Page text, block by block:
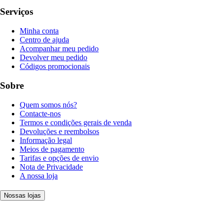
Serviços
Minha conta
Centro de ajuda
Acompanhar meu pedido
Devolver meu pedido
Códigos promocionais
Sobre
Quem somos nós?
Contacte-nos
Termos e condições gerais de venda
Devoluções e reembolsos
Informação legal
Meios de pagamento
Tarifas e opções de envio
Nota de Privacidade
A nossa loja
Nossas lojas